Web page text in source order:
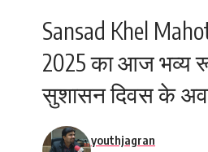
Sansad Khel
2025 का आज भव्य
सुशासन दिवस के
youthjagran